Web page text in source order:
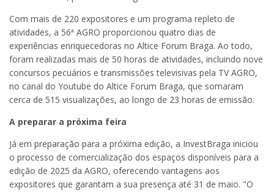
Com mais de 220 expositores e um programa repleto de
atividades, a 56ª AGRO proporcionou quatro dias de
experiências enriquecedoras no Altice Forum Braga. Ao todo,
foram realizadas mais de 50 horas de atividades, incluindo nove
concursos pecuários e transmissões televisivas pela TV AGRO,
no canal do Youtube do Altice Forum Braga, que somaram
cerca de 515 visualizações, ao longo de 23 horas de emissão.
A preparar a próxima feira
Já em preparação para a próxima edição, a InvestBraga iniciou
o processo de comercialização dos espaços disponíveis para a
edição de 2025 da AGRO, oferecendo vantagens aos
expositores que garantam a sua presença até 31 de maio. "O